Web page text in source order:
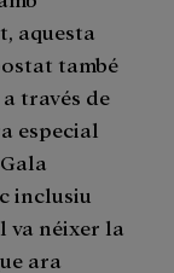
aquesta
també
través de
especial
inclusiu
va néixer la
ara